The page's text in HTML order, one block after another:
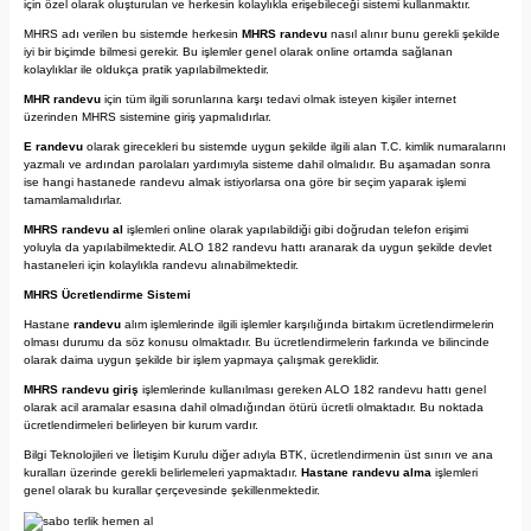
için özel olarak oluşturulan ve herkesin kolaylıkla erişebileceği sistemi kullanmaktır.
MHRS adı verilen bu sistemde herkesin MHRS randevu nasıl alınır bunu gerekli şekilde
iyi bir biçimde bilmesi gerekir. Bu işlemler genel olarak online ortamda sağlanan
kolaylıklar ile oldukça pratik yapılabilmektedir.
MHR randevu için tüm ilgili sorunlarına karşı tedavi olmak isteyen kişiler internet
üzerinden MHRS sistemine giriş yapmalıdırlar.
E randevu olarak girecekleri bu sistemde uygun şekilde ilgili alan T.C. kimlik numaralarını
yazmalı ve ardından parolaları yardımıyla sisteme dahil olmalıdır. Bu aşamadan sonra
ise hangi hastanede randevu almak istiyorlarsa ona göre bir seçim yaparak işlemi
tamamlamalıdırlar.
MHRS randevu al işlemleri online olarak yapılabildiği gibi doğrudan telefon erişimi
yoluyla da yapılabilmektedir. ALO 182 randevu hattı aranarak da uygun şekilde devlet
hastaneleri için kolaylıkla randevu alınabilmektedir.
MHRS Ücretlendirme Sistemi
Hastane randevu alım işlemlerinde ilgili işlemler karşılığında birtakım ücretlendirmelerin
olması durumu da söz konusu olmaktadır. Bu ücretlendirmelerin farkında ve bilincinde
olarak daima uygun şekilde bir işlem yapmaya çalışmak gereklidir.
MHRS randevu giriş işlemlerinde kullanılması gereken ALO 182 randevu hattı genel
olarak acil aramalar esasına dahil olmadığından ötürü ücretli olmaktadır. Bu noktada
ücretlendirmeleri belirleyen bir kurum vardır.
Bilgi Teknolojileri ve İletişim Kurulu diğer adıyla BTK, ücretlendirmenin üst sınırı ve ana
kuralları üzerinde gerekli belirlemeleri yapmaktadır. Hastane randevu alma işlemleri
genel olarak bu kurallar çerçevesinde şekillenmektedir.